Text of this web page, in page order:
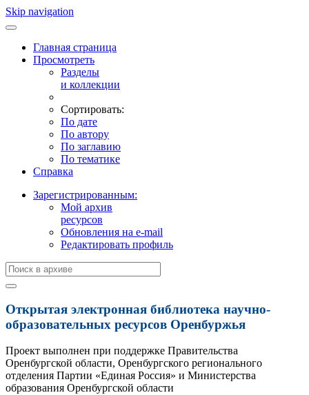
Skip navigation
Главная страница
Просмотреть
Разделы
и коллекции
Сортировать:
По дате
По автору
По заглавию
По тематике
Справка
Зарегистрированным:
Мой архив
ресурсов
Обновления на e-mail
Редактировать профиль
Открытая электронная библиотека научно-
образовательных ресурсов Оренбуржья
Проект выполнен при поддержке Правительства
Оренбургской области, Оренбургского регионального
отделения Партии «Единая Россия» и Министерства
образования Оренбургской области